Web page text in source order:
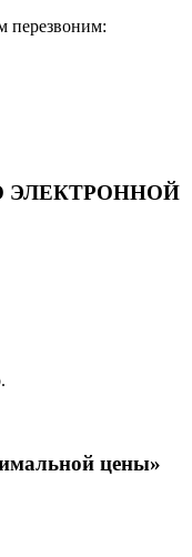
перезвоним:
ЭЛЕКТРОННОЙ
цены»